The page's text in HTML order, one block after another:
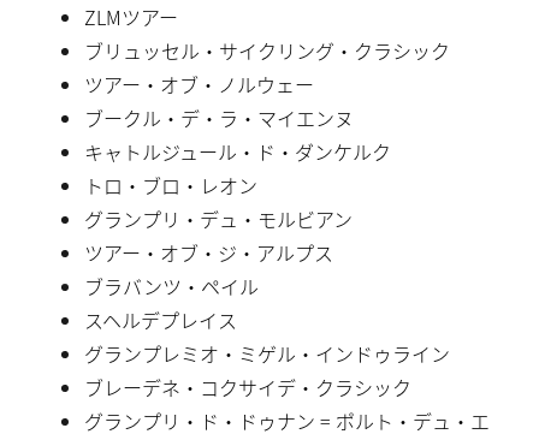
ZLMツアー
ブリュッセル・サイクリング・クラシック
ツアー・オブ・ノルウェー
ブークル・デ・ラ・マイエンヌ
キャトルジュール・ド・ダンケルク
トロ・ブロ・レオン
グランプリ・デュ・モルビアン
ツアー・オブ・ジ・アルプス
ブラバンツ・ペイル
スヘルデプレイス
グランプレミオ・ミゲル・インドゥライン
ブレーデネ・コクサイデ・クラシック
グランプリ・ド・ドゥナン = ポルト・デュ・エ